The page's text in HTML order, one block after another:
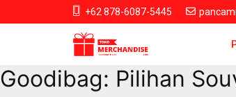
+62 878-6087-5445
Goodibag: Pilihan